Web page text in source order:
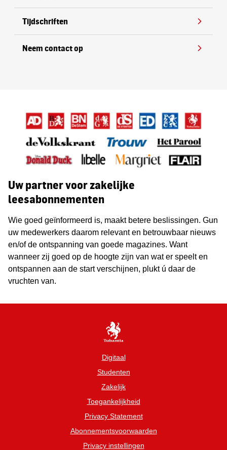
Tijdschriften
Neem contact op
Uw partner voor zakelijke
leesabonnementen
Wie goed geïnformeerd is, maakt betere beslissingen. Gun
uw medewerkers daarom relevant en betrouwbaar nieuws
en/of de ontspanning van goede magazines. Want
wanneer zij goed op de hoogte zijn van wat er speelt en
ontspannen aan de start verschijnen, plukt ú daar de
vruchten van.
Digitaal
Studenten
Zakelijk
Toegankelijkheid
Privacy Statement
Abonnementsvoorwaarden
Privacy instellingen